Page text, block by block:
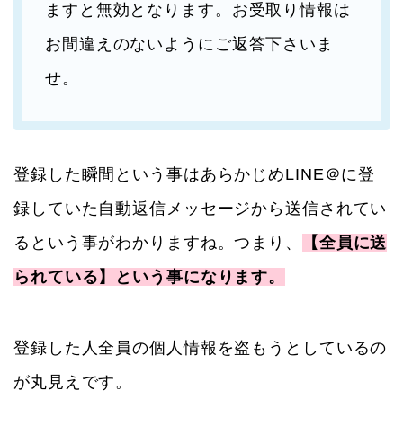
ますと無効となります。お受取り情報は
お間違えのないようにご返答下さいま
せ。
登録した瞬間という事はあらかじめLINE＠に登
録していた自動返信メッセージから送信されてい
るという事がわかりますね。つまり、
【全員に送
られている】という事になります。
登録した人全員の個人情報を盗もうとしているの
が丸見えです。